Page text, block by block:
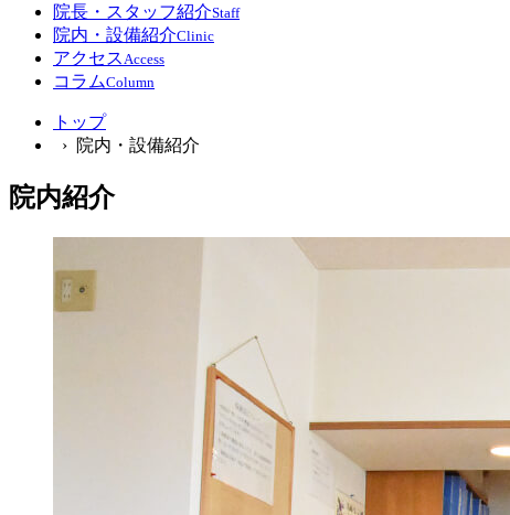
院長・スタッフ紹介Staff
院内・設備紹介Clinic
アクセス Access
コラムColumn
トップ
› 院内・設備紹介
院内紹介